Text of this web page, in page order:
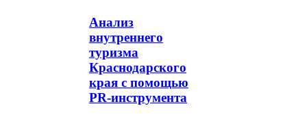
Анализ
внутреннего
туризма
Краснодарского
края с помощью
PR-инструмента